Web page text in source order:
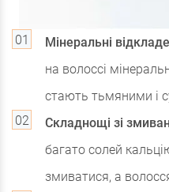
Мінеральні
на волоссі
стають тьмяними і
Складнощі зі
багато солей
змиватися, а